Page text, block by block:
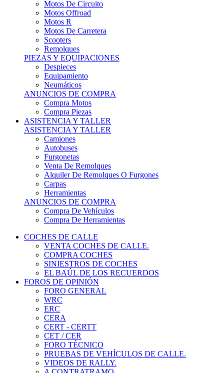
Motos R
Motos De Carretera
Scooters
Remolques
PIEZAS Y EQUIPACIONES
Despieces
Equipamiento
Neumáticos
ANUNCIOS DE COMPRA
Compra Motos
Compra Piezas
ASISTENCIA Y TALLER
ASISTENCIA Y TALLER
Camiones
Autobuses
Furgonetas
Venta De Remolques
Alquiler De Remolques O Furgones
Carpas
Herramientas
ANUNCIOS DE COMPRA
Compra De Vehículos
Compra De Herramientas
COCHES DE CALLE
VENTA COCHES DE CALLE.
COMPRA COCHES
SINIESTROS DE COCHES
EL BAÚL DE LOS RECUERDOS
FOROS DE OPINIÓN
FORO GENERAL
WRC
ERC
CERA
CERT - CERTT
CET / CER
FORO TÉCNICO
PRUEBAS DE VEHÍCULOS DE CALLE.
VIDEOS DE RALLY.
A CONTRATRAMO
TIENDA ONLINE